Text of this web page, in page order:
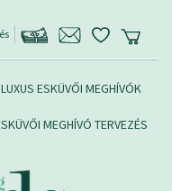
LUXUS ESKÜVŐI MEGHÍVÓK
MEGHÍVÓ TERVEZÉS